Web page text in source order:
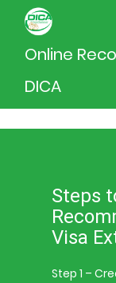
Online
DICA
Steps
Visa
Step 1 –